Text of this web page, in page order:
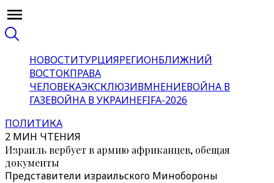
НОВОСТИТУРЦИЯРЕГИОНБЛИЖНИЙ
ВОСТОКПРАВА
ЧЕЛОВЕКАЭКСКЛЮЗИВМНЕНИЕВОЙНА В
ГАЗЕВОЙНА В УКРАИНЕFIFA-2026
ПОЛИТИКА
2 МИН ЧТЕНИЯ
Израиль вербует в армию африканцев, обещая
документы
Представители израильского Минобороны